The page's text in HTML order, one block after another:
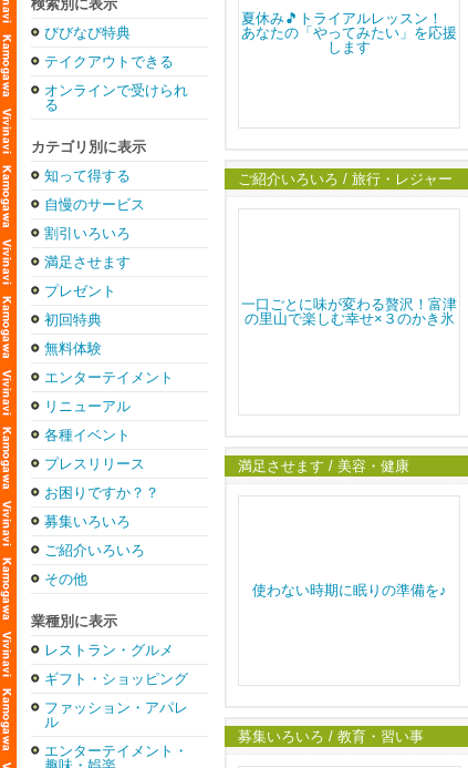
検索別に表示
びびなび特典
テイクアウトできる
オンラインで受けられ
る
カテゴリ別に表示
知って得する
自慢のサービス
割引いろいろ
満足させます
プレゼント
初回特典
無料体験
エンターテイメント
リニューアル
各種イベント
プレスリリース
お困りですか？？
募集いろいろ
ご紹介いろいろ
その他
業種別に表示
レストラン・グルメ
ギフト・ショッピング
ファッション・アパレ
ル
エンターテイメント・
ご紹介いろいろ / 旅行・レジャー
満足させます / 美容・健康
募集いろいろ / 教育・習い事